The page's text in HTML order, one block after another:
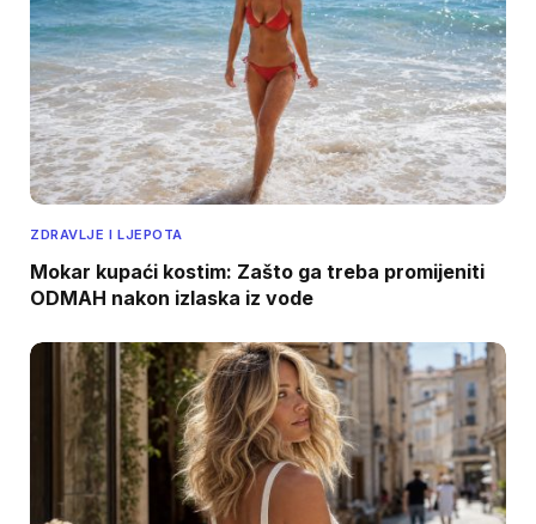
ZDRAVLJE I LJEPOTA
Mokar kupaći kostim: Zašto ga treba promijeniti
ODMAH nakon izlaska iz vode